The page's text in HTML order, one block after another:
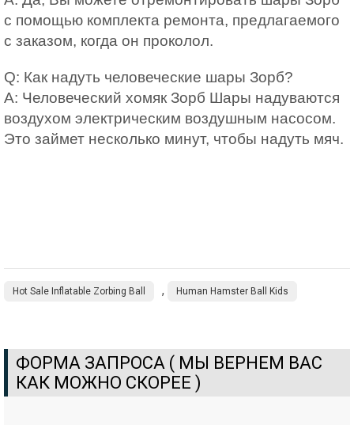
с помощью комплекта ремонта, предлагаемого
с заказом, когда он проколол.
Q: Как надуть человеческие шары Зорб?
A: Человеческий хомяк Зорб Шары надуваются
воздухом электрическим воздушным насосом.
Это займет несколько минут, чтобы надуть мяч.
Hot Sale Inflatable Zorbing Ball , Human Hamster Ball Kids
ФОРМА ЗАПРОСА ( МЫ ВЕРНЕМ ВАС
КАК МОЖНО СКОРЕЕ )